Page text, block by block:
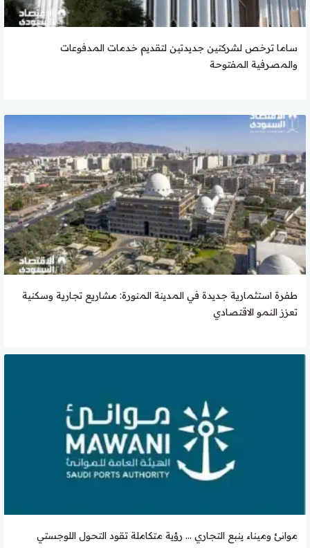
ساما ترخص لشركتين جديدتين لتقديم خدمات المدفوعات
والمصرفية المفتوحة
طفرة استثمارية جديدة في المدينة المنورة: مشاريع تجارية وسكنية
تعزز النمو الاقتصادي
موانئ وميناء ينبع التجاري … رؤية متكاملة تقود التحول اللوجستي